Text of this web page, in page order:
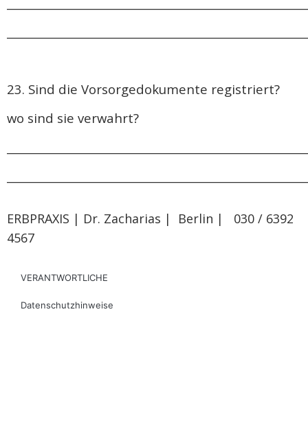
23. Sind die Vorsorgedokumente registriert?
wo sind sie verwahrt?
ERBPRAXIS | Dr. Zacharias | Berlin | 030 / 6392
4567
VERANTWORTLICHE
Datenschutzhinweise